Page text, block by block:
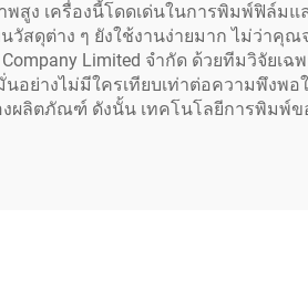
สูง เครื่องนี้โดดเด่นในการพิมพ์ฟิล์
สดุต่าง ๆ ยังใช้งานง่ายมาก ไม่ว่าคุ
Company Limited จำกัด ด้วยทีมวิจั
อย่างไม่มีใครเทียบเท่าต่อความพึง
ลิตภัณฑ์ ดังนั้น เทคโนโลยีการพิมพ์ขอ